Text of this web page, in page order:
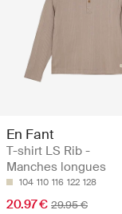
En Fant
T-shirt LS Rib -
Manches longues
104 110 116 122 128
20.97 € 29.95 €